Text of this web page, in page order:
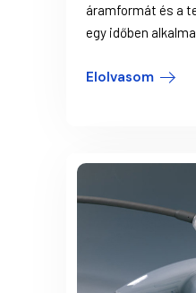
áramformát és a
egy időben
Elolvasom